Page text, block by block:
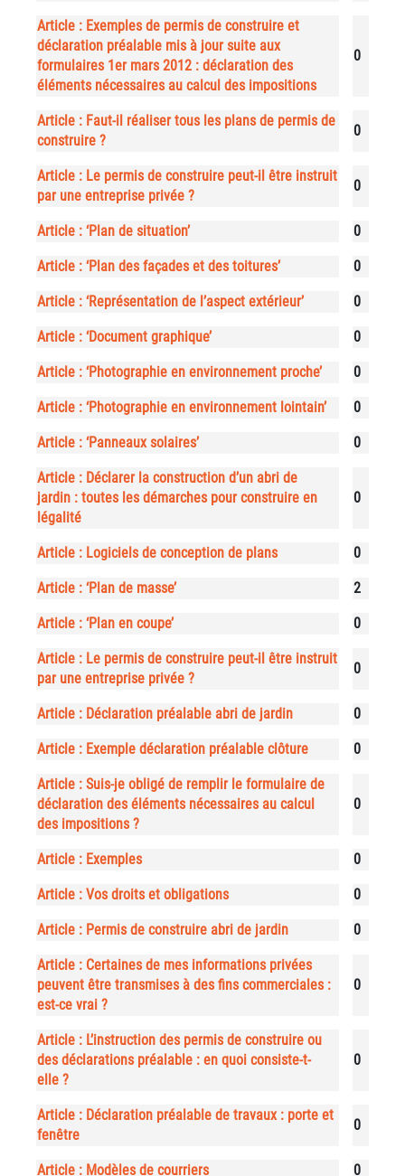
Article : Exemples de permis de construire et
déclaration préalable mis à jour suite aux
formulaires 1er mars 2012 : déclaration des
éléments nécessaires au calcul des impositions
0
Article : Faut-il réaliser tous les plans de permis de
construire ?
0
Article : Le permis de construire peut-il être instruit
par une entreprise privée ?
0
Article : ‘Plan de situation’ 0
Article : ‘Plan des façades et des toitures’ 0
Article : ‘Représentation de l’aspect extérieur’ 0
Article : ‘Document graphique’ 0
Article : ‘Photographie en environnement proche’ 0
Article : ‘Photographie en environnement lointain’ 0
Article : ‘Panneaux solaires’ 0
Article : Déclarer la construction d’un abri de
jardin : toutes les démarches pour construire en
légalité
0
Article : Logiciels de conception de plans 0
Article : ‘Plan de masse’ 2
Article : ‘Plan en coupe’ 0
Article : Le permis de construire peut-il être instruit
par une entreprise privée ?
0
Article : Déclaration préalable abri de jardin 0
Article : Exemple déclaration préalable clôture 0
Article : Suis-je obligé de remplir le formulaire de
déclaration des éléments nécessaires au calcul
des impositions ?
0
Article : Exemples 0
Article : Vos droits et obligations 0
Article : Permis de construire abri de jardin 0
Article : Certaines de mes informations privées
peuvent être transmises à des fins commerciales :
est-ce vrai ?
0
Article : L’instruction des permis de construire ou
des déclarations préalable : en quoi consiste-t-
elle ?
0
Article : Déclaration préalable de travaux : porte et
fenêtre
0
Article : Modèles de courriers 0